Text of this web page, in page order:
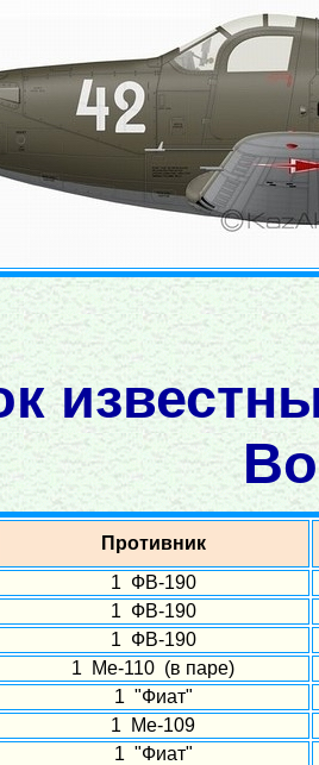
Противник
1 ФВ-190
1 ФВ-190
1 ФВ-190
1 Ме-110 (в паре)
1 "Фиат"
1 Ме-109
1 "Фиат"